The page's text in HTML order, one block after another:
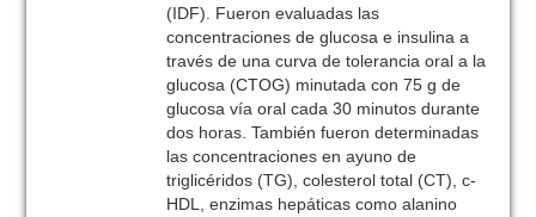
(IDF). Fueron evaluadas las
concentraciones de glucosa e insulina a
través de una curva de tolerancia oral a la
glucosa (CTOG) minutada con 75 g de
glucosa vía oral cada 30 minutos durante
dos horas. También fueron determinadas
las concentraciones en ayuno de
triglicéridos (TG), colesterol total (CT), c-
HDL, enzimas hepáticas como alanino